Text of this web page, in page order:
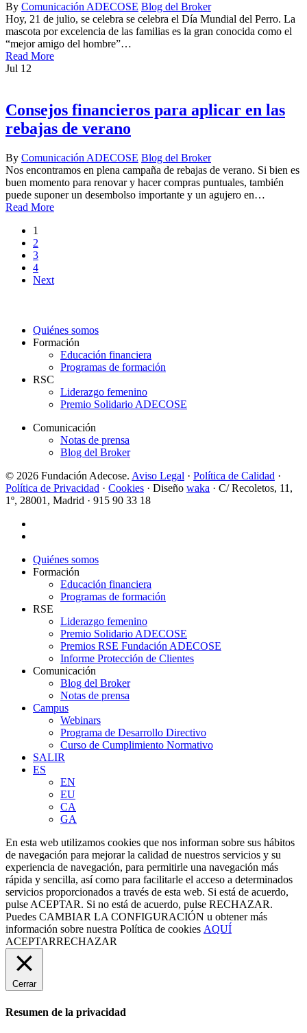
By Comunicación ADECOSE Blog del Broker
Hoy, 21 de julio, se celebra se celebra el Día Mundial del Perro. La
mascota por excelencia de las familias es la gran conocida como el
“mejor amigo del hombre”…
Read More
Jul 12
Consejos financieros para aplicar en las
rebajas de verano
By Comunicación ADECOSE Blog del Broker
Nos encontramos en plena campaña de rebajas de verano. Si bien es
buen momento para renovar y hacer compras puntuales, también
puede suponer un desembolso importante y un agujero en…
Read More
1
2
3
4
Next
Quiénes somos
Formación
Educación financiera
Programas de formación
RSC
Liderazgo femenino
Premio Solidario ADECOSE
Comunicación
Notas de prensa
Blog del Broker
© 2026 Fundación Adecose. Aviso Legal · Política de Calidad ·
Política de Privacidad · Cookies · Diseño waka · C/ Recoletos, 11,
1º, 28001, Madrid · 915 90 33 18
Close
Menu
Quiénes somos
Formación
Educación financiera
Programas de formación
RSE
Liderazgo femenino
Premio Solidario ADECOSE
Premios RSE Fundación ADECOSE
Informe Protección de Clientes
Comunicación
Blog del Broker
Notas de prensa
Campus
Webinars
Programa de Desarrollo Directivo
Curso de Cumplimiento Normativo
SALIR
ES
EN
EU
CA
GA
En esta web utilizamos cookies que nos informan sobre sus hábitos
de navegación para mejorar la calidad de nuestros servicios y su
experiencia de navegación, para permitirle una navegación más
rápida y sencilla, así como para facilitarle el acceso a determinados
servicios proporcionados a través de esta web. Si está de acuerdo,
pulse ACEPTAR. Si no está de acuerdo, pulse RECHAZAR.
Puedes CAMBIAR LA CONFIGURACIÓN u obtener más
información sobre nuestra Política de cookies AQUÍ
ACEPTARRECHAZAR
Cerrar
Resumen de la privacidad